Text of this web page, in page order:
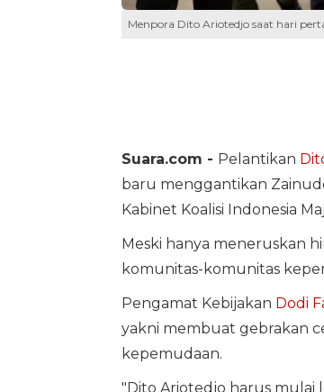
Menpora Dito Ariotedjo saat hari
Suara.com - Pelantikan
baru menggantikan
Kabinet Koalisi Indonesia
Meski hanya meneruskan
komunitas-komunitas
Pengamat Kebijakan Dodi
yakni membuat gebrakan
kepemudaan.
"Dito Ariotedjo harus